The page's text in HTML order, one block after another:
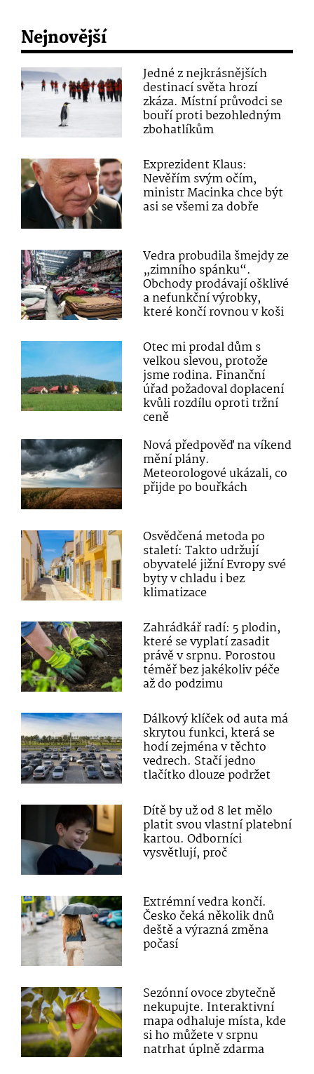
Nejnovější
Jedné z nejkrásnějších
destinací světa hrozí
zkáza. Místní průvodci se
bouří proti bezohledným
zbohatlíkům
Exprezident Klaus:
Nevěřím svým očím,
ministr Macinka chce být
asi se všemi za dobře
Vedra probudila šmejdy ze
„zimního spánku“.
Obchody prodávají ošklivé
a nefunkční výrobky,
které končí rovnou v koši
Otec mi prodal dům s
velkou slevou, protože
jsme rodina. Finanční
úřad požadoval doplacení
kvůli rozdílu oproti tržní
ceně
Nová předpověď na víkend
mění plány.
Meteorologové ukázali, co
přijde po bouřkách
Osvědčená metoda po
staletí: Takto udržují
obyvatelé jižní Evropy své
byty v chladu i bez
klimatizace
Zahrádkář radí: 5 plodin,
které se vyplatí zasadit
právě v srpnu. Porostou
téměř bez jakékoliv péče
až do podzimu
Dálkový klíček od auta má
skrytou funkci, která se
hodí zejména v těchto
vedrech. Stačí jedno
tlačítko dlouze podržet
Dítě by už od 8 let mělo
platit svou vlastní platební
kartou. Odborníci
vysvětlují, proč
Extrémní vedra končí.
Česko čeká několik dnů
deště a výrazná změna
počasí
Sezónní ovoce zbytečně
nekupujte. Interaktivní
mapa odhaluje místa, kde
si ho můžete v srpnu
natrhat úplně zdarma